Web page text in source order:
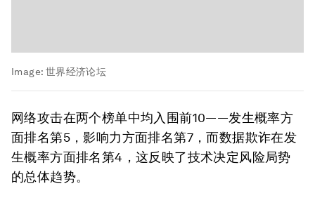
Image: 世界经济论坛
网络攻击在两个榜单中均入围前10——发生概率方
面排名第5，影响力方面排名第7，而数据欺诈在发
生概率方面排名第4，这反映了技术决定风险局势
的总体趋势。